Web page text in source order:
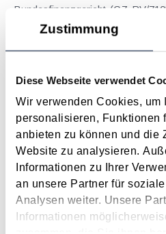
Zustimmung
Diese Webseite verwendet
Wir verwenden Cookies, um
personalisieren, Funktionen
anbieten zu können und die
Website zu analysieren.
Informationen zu Ihrer
an unsere Partner für
Analysen weiter. Unsere
Informationen
Bundesfinanzgericht (GZ RV/
hatte sich mit der Frage
eines...
Langtext
empfehlen
Digitalsteuergesetz 2020
März 2020
Im Rahmen des Abgabenänderungsgesetzes 2020 wurde
auch das Digitalsteuergesetz 2020 beschlossen, das mit 1.
Jänner 2020 in Österreich in Kraft getreten ist. Zielsetzung